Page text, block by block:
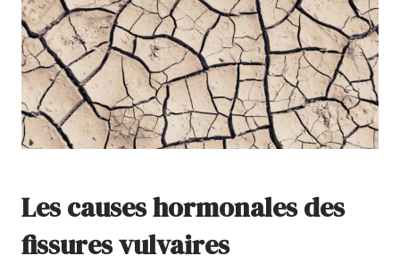
Les causes hormonales des
fissures vulvaires